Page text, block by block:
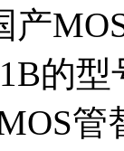
产
的